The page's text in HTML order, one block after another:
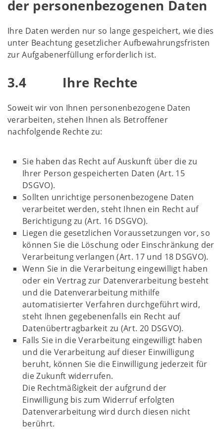
der personenbezogenen Daten
Ihre Daten werden nur so lange gespeichert, wie dies
unter Beachtung gesetzlicher Aufbewahrungsfristen
zur Aufgabenerfüllung erforderlich ist.
3.4 Ihre Rechte
Soweit wir von Ihnen personenbezogene Daten
verarbeiten, stehen Ihnen als Betroffener
nachfolgende Rechte zu:
Sie haben das Recht auf Auskunft über die zu
Ihrer Person gespeicherten Daten (Art. 15
DSGVO).
Sollten unrichtige personenbezogene Daten
verarbeitet werden, steht Ihnen ein Recht auf
Berichtigung zu (Art. 16 DSGVO).
Liegen die gesetzlichen Voraussetzungen vor, so
können Sie die Löschung oder Einschränkung der
Verarbeitung verlangen (Art. 17 und 18 DSGVO).
Wenn Sie in die Verarbeitung eingewilligt haben
oder ein Vertrag zur Datenverarbeitung besteht
und die Datenverarbeitung mithilfe
automatisierter Verfahren durchgeführt wird,
steht Ihnen gegebenenfalls ein Recht auf
Datenübertragbarkeit zu (Art. 20 DSGVO).
Falls Sie in die Verarbeitung eingewilligt haben
und die Verarbeitung auf dieser Einwilligung
beruht, können Sie die Einwilligung jederzeit für
die Zukunft widerrufen.
Die Rechtmäßigkeit der aufgrund der
Einwilligung bis zum Widerruf erfolgten
Datenverarbeitung wird durch diesen nicht
berührt.